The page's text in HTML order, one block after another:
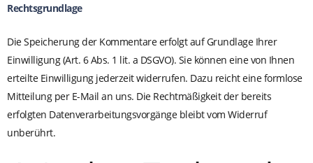
Rechtsgrundlage
Die Speicherung der Kommentare erfolgt auf Grundlage Ihrer
Einwilligung (Art. 6 Abs. 1 lit. a DSGVO). Sie können eine von Ihnen
erteilte Einwilligung jederzeit widerrufen. Dazu reicht eine formlose
Mitteilung per E-Mail an uns. Die Rechtmäßigkeit der bereits
erfolgten Datenverarbeitungsvorgänge bleibt vom Widerruf
unberührt.